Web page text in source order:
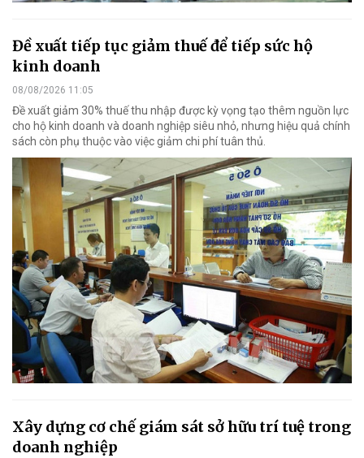
Đề xuất tiếp tục giảm thuế để tiếp sức hộ
kinh doanh
08/08/2026 11:05
Đề xuất giảm 30% thuế thu nhập được kỳ vọng tạo thêm nguồn lực
cho hộ kinh doanh và doanh nghiệp siêu nhỏ, nhưng hiệu quả chính
sách còn phụ thuộc vào việc giảm chi phí tuân thủ.
Xây dựng cơ chế giám sát sở hữu trí tuệ trong
doanh nghiệp